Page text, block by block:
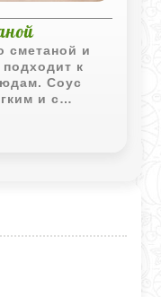
сметаной и
к
Соус
и с